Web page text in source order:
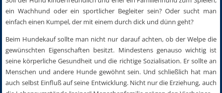
ein Wachhund oder ein sportlicher Begleiter sein? Oder sucht man
einfach einen Kumpel, der mit einem durch dick und dünn geht?
Beim Hundekauf sollte man nicht nur darauf achten, ob der Welpe die
gewünschten Eigenschaften besitzt. Mindestens genauso wichtig ist
seine körperliche Gesundheit und die richtige Sozialisation. Er sollte an
Menschen und andere Hunde gewöhnt sein. Und schließlich hat man
auch selbst Einfluß auf seine Entwicklung. Nicht nur die Erziehung, auch